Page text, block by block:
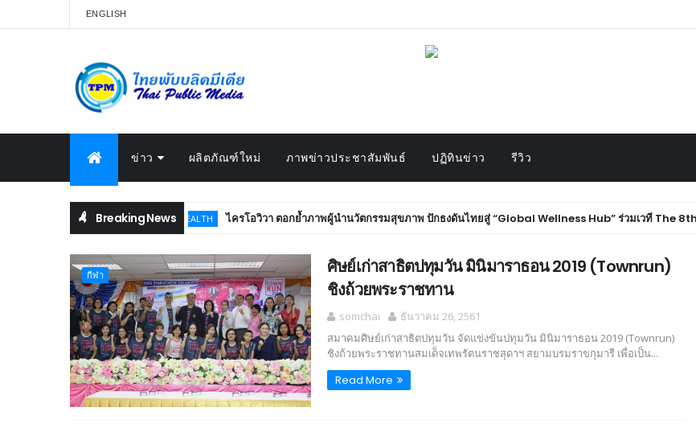
ENGLISH
ข่าว ผลิตภัณฑ์ใหม่ ภาพข่าวประชาสัมพันธ์ ปฏิทินข่าว รีวิว
Breaking News
BEAUTY & HEALTH ไครโอวิวา ตอกย้ำภาพผู้นำนวัตกรรมสุขภาพ ปักธงดันไทยสู่ “Global Wellness Hub” ร่วมเวที The 8th SMART
กีฬา
ศิษย์เก่าสาธิตปทุมวัน มินิมาราธอน 2019 (Townrun)
ชิงถ้วยพระราชทาน
somchai
ธันวาคม 26, 2561
สมาคมศิษย์เก่าสาธิตปทุมวัน จัดแข่งขันปทุมวัน มินิมาราธอน 2019 (Townrun)
ชิงถ้วยพระราชทานสมเด็จเทพรัตนราชสุดาฯ สยามบรมราขกุมารี เพื่อเป็น...
Read More